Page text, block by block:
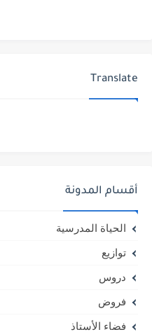
Translate
أقسام المدونة
الحياة المدرسية
توازيع
دروس
فروض
فضاء الأستاذ